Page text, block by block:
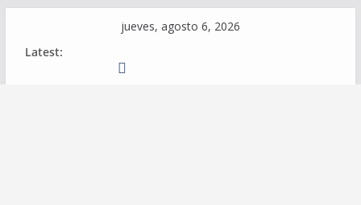
jueves, agosto 6, 2026
Latest: